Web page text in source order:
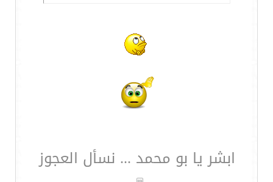
ابشر يا بو محمد ... نسأل العجوز